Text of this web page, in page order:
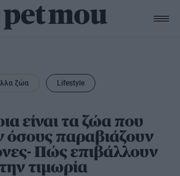
Lifestyle
ζώα
είναι τα ζώα που
όσους παραβιάζουν
Πώς επιβάλλουν
την τιμωρία